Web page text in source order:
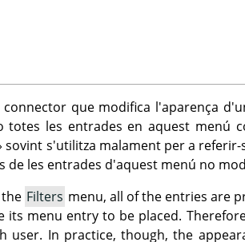
que modifica l'aparença
totes les entrades en aquest menú
sovint s'utilitza malament per a referir-
de les entrades d'aquest menú no
Filters menu, all of the entries are
menu entry to be placed.
user. In practice, though, the